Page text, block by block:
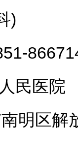
)
民医院
南明 区解